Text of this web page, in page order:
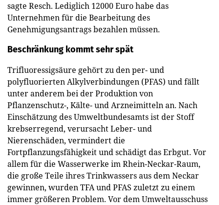
sagte Resch. Lediglich 12000 Euro habe das
Unternehmen für die Bearbeitung des
Genehmigungsantrags bezahlen müssen.
Beschränkung kommt sehr spät
Trifluoressigsäure gehört zu den per- und
polyfluorierten Alkylverbindungen (PFAS) und fällt
unter anderem bei der Produktion von
Pflanzenschutz-, Kälte- und Arzneimitteln an. Nach
Einschätzung des Umweltbundesamts ist der Stoff
krebserregend, verursacht Leber- und
Nierenschäden, vermindert die
Fortpflanzungsfähigkeit und schädigt das Erbgut. Vor
allem für die Wasserwerke im Rhein-Neckar-Raum,
die große Teile ihres Trinkwassers aus dem Neckar
gewinnen, wurden TFA und PFAS zuletzt zu einem
immer größeren Problem. Vor dem Umweltausschuss